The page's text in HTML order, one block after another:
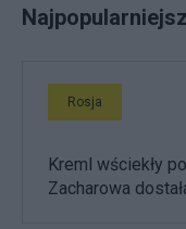
Rosja
Kreml wściekły
Zacharowa